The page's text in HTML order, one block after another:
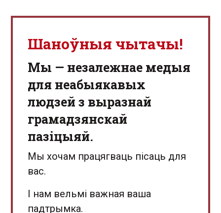
Шаноўныя чытачы!
Мы — незалежнае медыя
для неабыякавых
людзей з выразнай
грамадзянскай
пазіцыяй.
Мы хочам працягваць пісаць для
вас.
І нам вельмі важная ваша
падтрымка.